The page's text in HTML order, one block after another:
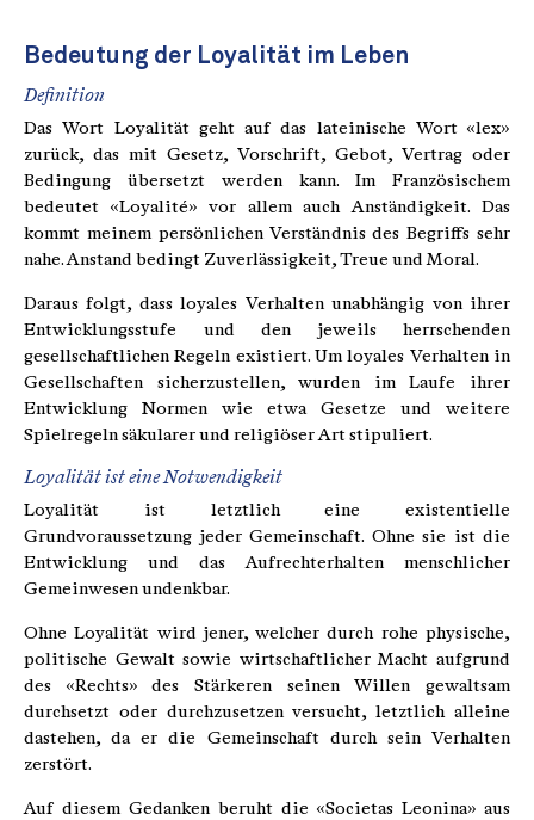
Bedeutung der Loyalität im Leben
Definition
Das Wort Loyalität geht auf das lateinische Wort «lex»
zurück, das mit Gesetz, Vorschrift, Gebot, Vertrag oder
Bedingung übersetzt werden kann. Im Französischem
bedeutet «Loyalité» vor allem auch Anständigkeit. Das
kommt meinem persönlichen Verständnis des Begriffs sehr
nahe. Anstand bedingt Zuverlässigkeit, Treue und Moral.
Daraus folgt, dass loyales Verhalten unabhängig von ihrer
Entwicklungsstufe und den jeweils herrschenden
gesellschaftlichen Regeln existiert. Um loyales Verhalten in
Gesellschaften sicherzustellen, wurden im Laufe ihrer
Entwicklung Normen wie etwa Gesetze und weitere
Spielregeln säkularer und religiöser Art stipuliert.
Loyalität ist eine Notwendigkeit
Loyalität ist letztlich eine existentielle
Grundvoraussetzung jeder Gemeinschaft. Ohne sie ist die
Entwicklung und das Aufrechterhalten menschlicher
Gemeinwesen undenkbar.
Ohne Loyalität wird jener, welcher durch rohe physische,
politische Gewalt sowie wirtschaftlicher Macht aufgrund
des «Rechts» des Stärkeren seinen Willen gewaltsam
durchsetzt oder durchzusetzen versucht, letztlich alleine
dastehen, da er die Gemeinschaft durch sein Verhalten
zerstört.
Auf diesem Gedanken beruht die «Societas Leonina» aus